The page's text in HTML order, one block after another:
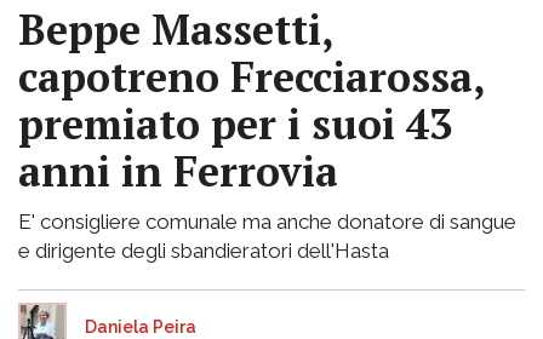
Beppe Massetti,
capotreno Frecciarossa,
premiato per i suoi 43
anni in Ferrovia
E' consigliere comunale ma anche donatore di sangue
e dirigente degli sbandieratori dell'Hasta
Daniela Peira